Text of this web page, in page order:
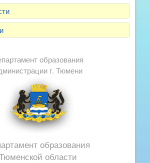
образования
г. Тюмени
образования
области